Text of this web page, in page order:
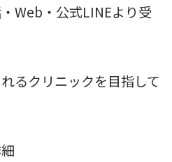
Web・公式LINEより受
るクリニックを目指して